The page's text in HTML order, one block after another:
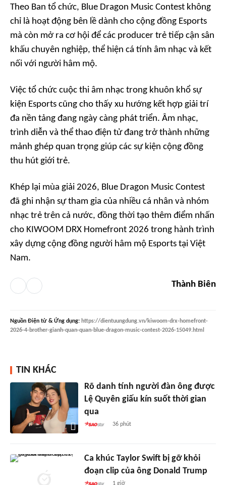
Theo Ban tổ chức, Blue Dragon Music Contest không
chỉ là hoạt động bên lề dành cho cộng đồng Esports
mà còn mở ra cơ hội để các producer trẻ tiếp cận sân
khấu chuyên nghiệp, thể hiện cá tính âm nhạc và kết
nối với người hâm mộ.
Việc tổ chức cuộc thi âm nhạc trong khuôn khổ sự
kiện Esports cũng cho thấy xu hướng kết hợp giải trí
đa nền tảng đang ngày càng phát triển. Âm nhạc,
trình diễn và thể thao điện tử đang trở thành những
mảnh ghép quan trọng giúp các sự kiện cộng đồng
thu hút giới trẻ.
Khép lại mùa giải 2026, Blue Dragon Music Contest
đã ghi nhận sự tham gia của nhiều cá nhân và nhóm
nhạc trẻ trên cả nước, đồng thời tạo thêm điểm nhấn
cho KIWOOM DRX Homefront 2026 trong hành trình
xây dựng cộng đồng người hâm mộ Esports tại Việt
Nam.
Thành Biên
Nguồn Điện tử & Ứng dụng: https://dientuungdung.vn/kiwoom-drx-homefront-
2026-4-brother-gianh-quan-quan-blue-dragon-music-contest-2026-15049.html
TIN KHÁC
Rõ danh tính người đàn ông được
Lệ Quyên giấu kín suốt thời gian
qua
36 phút
Ca khúc Taylor Swift bị gỡ khỏi
đoạn clip của ông Donald Trump
1 giờ